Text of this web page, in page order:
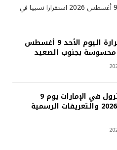
شهدت أسعار الدواجن اليوم الأحد 9 أغسطس 2026 استقرارا نسبيا في
درجات الحرارة اليوم الأحد 9 أغسطس
أسعار البترول في الإمارات يوم 9
أغسطس 2026 والتعريفات الرسمية